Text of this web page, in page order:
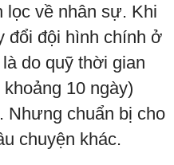
lọc về nhân sự. Khi
đổi đội hình chính ở
do quỹ thời gian
10 ngày)
Nhưng chuẩn bị cho
chuyện khác.